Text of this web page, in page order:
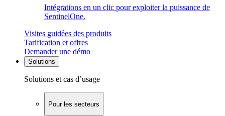
Intégrations en un clic pour exploiter la puissance de
SentinelOne.
Visites guidées des produits
Tarification et offres
Demander une démo
Solutions
Solutions et cas d’usage
Pour les secteurs